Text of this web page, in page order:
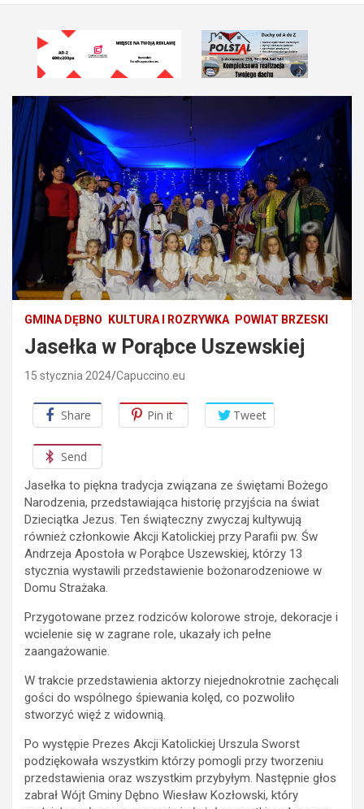
GMINA DĘBNO KULTURA I ROZRYWKA POWIAT BRZESKI
Jasełka w Porąbce Uszewskiej
15 stycznia 2024 Capuccino.eu
Share Pin it Tweet
Send
Jasełka to piękna tradycja związana ze świętami Bożego
Narodzenia, przedstawiająca historię przyjścia na świat
Dzieciątka Jezus. Ten świąteczny zwyczaj kultywują
również członkowie Akcji Katolickiej przy Parafii pw. Św
Andrzeja Apostoła w Porąbce Uszewskiej, którzy 13
stycznia wystawili przedstawienie bożonarodzeniowe w
Domu Strażaka.
Przygotowane przez rodziców kolorowe stroje, dekoracje i
wcielenie się w zagrane role, ukazały ich pełne
zaangażowanie.
W trakcie przedstawienia aktorzy niejednokrotnie zachęcali
gości do wspólnego śpiewania kolęd, co pozwoliło
stworzyć więź z widownią.
Po występie Prezes Akcji Katolickiej Urszula Sworst
podziękowała wszystkim którzy pomogli przy tworzeniu
przedstawienia oraz wszystkim przybyłym. Następnie głos
zabrał Wójt Gminy Dębno Wiesław Kozłowski, który